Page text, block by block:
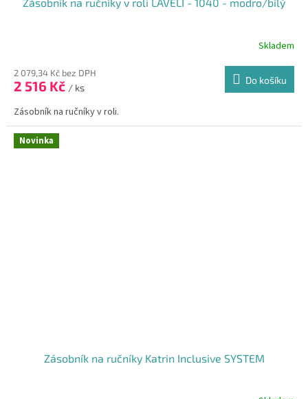
Skladem
2 079,34 Kč bez DPH
2 516 Kč / ks
Do košíku
Zásobník na ručníky v roli.
Novinka
Zásobník na ručníky Katrin Inclusive SYSTEM